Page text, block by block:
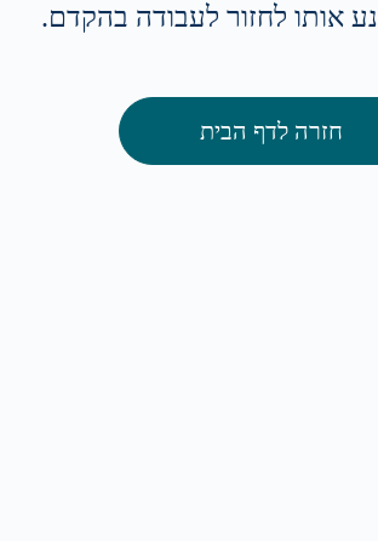
אותו לחזור לעבודה בהקדם.
חזרה לדף הבית